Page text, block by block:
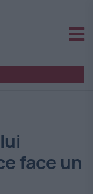
face un